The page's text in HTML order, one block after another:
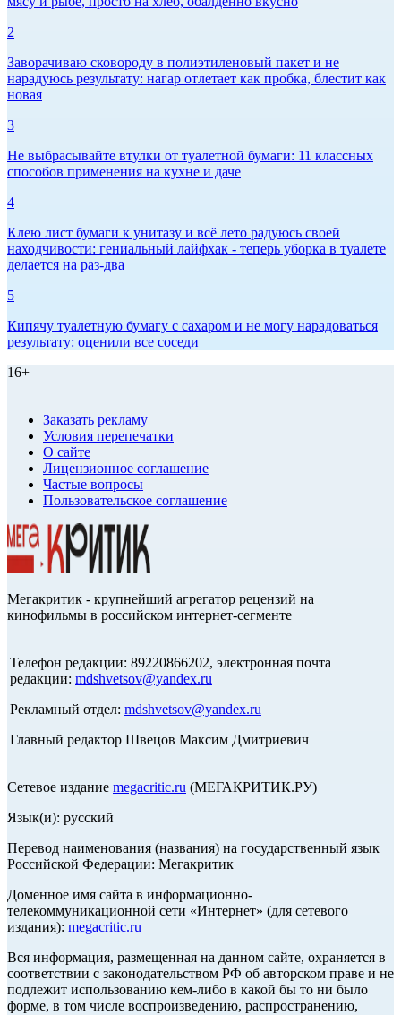
2
Заворачиваю сковороду в полиэтиленовый пакет и не
нарадуюсь результату: нагар отлетает как пробка, блестит как
новая
3
Не выбрасывайте втулки от туалетной бумаги: 11 классных
способов применения на кухне и даче
4
Клею лист бумаги к унитазу и всё лето радуюсь своей
находчивости: гениальный лайфхак - теперь уборка в туалете
делается на раз-два
5
Кипячу туалетную бумагу с сахаром и не могу нарадоваться
результату: оценили все соседи
16+
Заказать рекламу
Условия перепечатки
О сайте
Лицензионное соглашение
Частые вопросы
Пользовательское соглашение
Мегакритик - крупнейший агрегатор рецензий на
кинофильмы в российском интернет-сегменте
Телефон редакции: 89220866202, электронная почта
редакции: mdshvetsov@yandex.ru
Рекламный отдел: mdshvetsov@yandex.ru
Главный редактор Швецов Максим Дмитриевич
Сетевое издание megacritic.ru (МЕГАКРИТИК.РУ)
Язык(и): русский
Перевод наименования (названия) на государственный язык
Российской Федерации: Мегакритик
Доменное имя сайта в информационно-
телекоммуникационной сети «Интернет» (для сетевого
издания): megacritic.ru
Вся информация, размещенная на данном сайте, охраняется в
соответствии с законодательством РФ об авторском праве и не
подлежит использованию кем-либо в какой бы то ни было
форме, в том числе воспроизведению, распространению,